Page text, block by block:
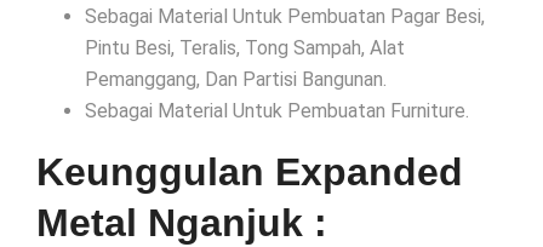
Sebagai Material Untuk Pembuatan Pagar Besi,
Pintu Besi, Teralis, Tong Sampah, Alat
Pemanggang, Dan Partisi Bangunan.
Sebagai Material Untuk Pembuatan Furniture.
Keunggulan Expanded
Metal Nganjuk :